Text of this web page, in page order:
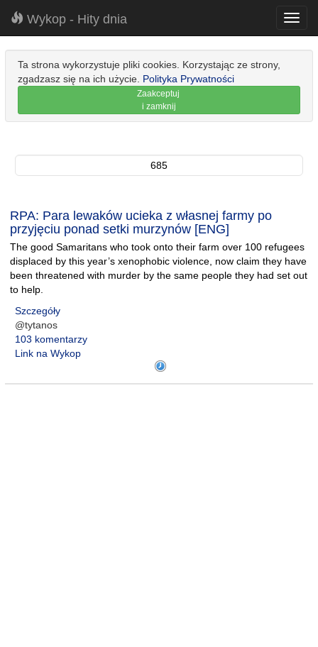
Wykop - Hity dnia
Ta strona wykorzystuje pliki cookies. Korzystając ze strony,
zgadzasz się na ich użycie. Polityka Prywatności
Zaakceptuj
i zamknij
685
RPA: Para lewaków ucieka z własnej farmy po
przyjęciu ponad setki murzynów [ENG]
The good Samaritans who took onto their farm over 100 refugees
displaced by this year’s xenophobic violence, now claim they have
been threatened with murder by the same people they had set out
to help.
Szczegóły
@tytanos
103 komentarzy
Link na Wykop